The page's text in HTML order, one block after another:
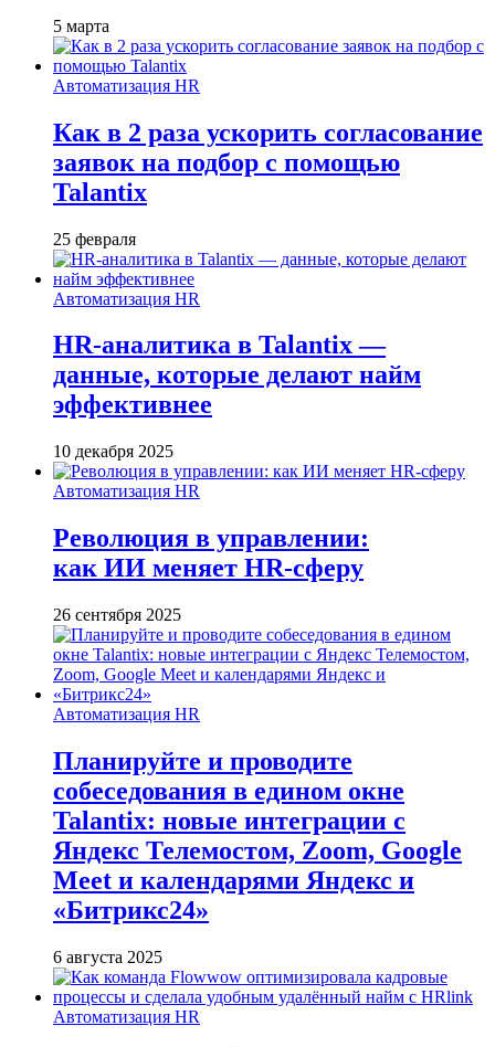
5 марта
Автоматизация HR
Как в 2 раза ускорить согласование
заявок на подбор с помощью
Talantix
25 февраля
Автоматизация HR
HR-аналитика в Talantix —
данные, которые делают найм
эффективнее
10 декабря 2025
Автоматизация HR
Революция в управлении:
как ИИ меняет HR-сферу
26 сентября 2025
Автоматизация HR
Планируйте и проводите
собеседования в едином окне
Talantix: новые интеграции с
Яндекс Телемостом, Zoom, Google
Meet и календарями Яндекс и
«Битрикс24»
6 августа 2025
Автоматизация HR